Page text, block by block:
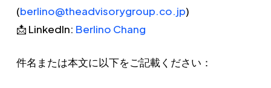
(berlino@theadvisorygroup.co.jp)
📩 LinkedIn: Berlino Chang
件名または本文に以下をご記載ください：